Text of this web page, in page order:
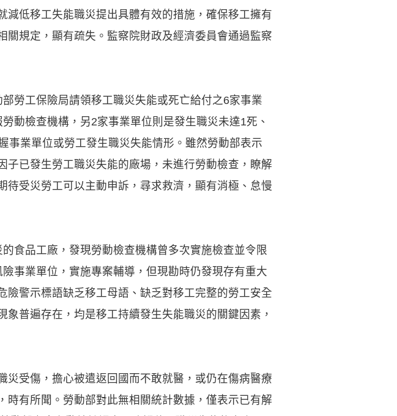
低移工失能職災提出具體有效的措施，確保移工擁有
規定，顯有疏失。監察院財政及經濟委員會通過監察
勞工保險局請領移工職災失能或死亡給付之6家事業
動檢查機構，另2家事業單位則是發生職災未達1死、
事業單位或勞工發生職災失能情形。雖然勞動部表示
已發生勞工職災失能的廠場，未進行勞動檢查，瞭解
受災勞工可以主動申訴，尋求救濟，顯有消極、怠慢
食品工廠，發現勞動檢查機構曾多次實施檢查並令限
事業單位，實施專案輔導，但現勘時仍發現存有重大
警示標語缺乏移工母語、缺乏對移工完整的勞工安全
普遍存在，均是移工持續發生失能職災的關鍵因素，
受傷，擔心被遣返回國而不敢就醫，或仍在傷病醫療
有所聞。勞動部對此無相關統計數據，僅表示已有解